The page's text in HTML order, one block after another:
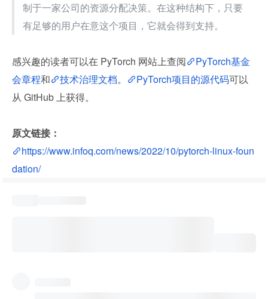
制于一家公司的资源分配决策。在这种结构下，只要
有足够的用户在意这个项目，它就会得到支持。
感兴趣的读者可以在 PyTorch 网站上查阅
PyTorch基金
会章程和 技术治理文档。 PyTorch项目的源代码可以
从 GitHub 上获得。
原文链接：
https://www.infoq.com/news/2022/10/pytorch-linux-foun
dation/